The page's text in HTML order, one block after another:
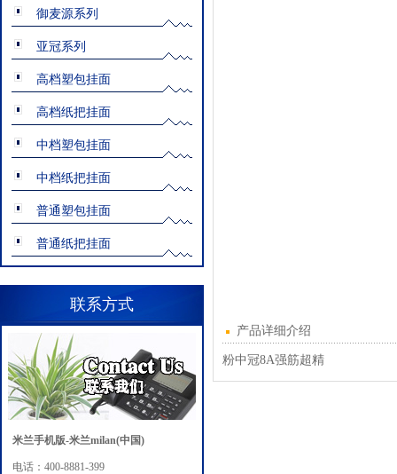
御麦源系列
亚冠系列
高档塑包挂面
高档纸把挂面
中档塑包挂面
中档纸把挂面
普通塑包挂面
普通纸把挂面
联系方式
米兰手机版-米兰milan(中国)
电话：400-8881-399
产品详细介绍
粉中冠8A强筋超精